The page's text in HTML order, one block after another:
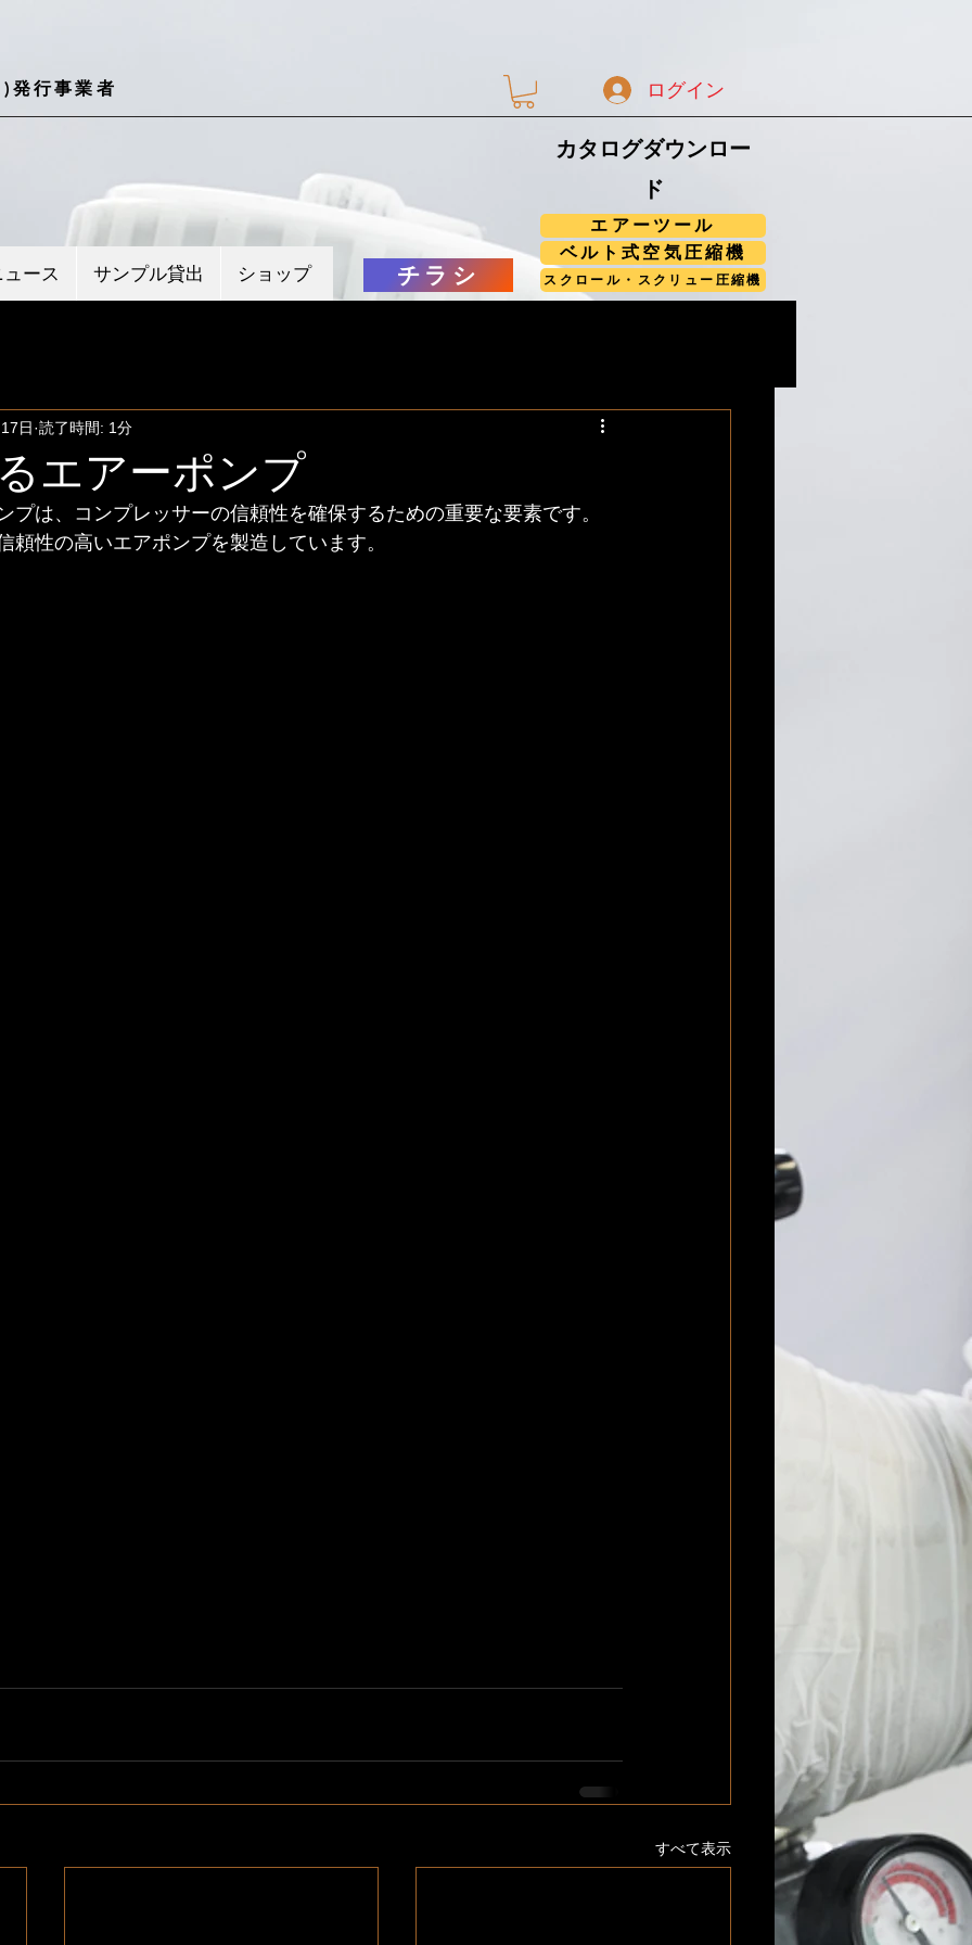
発行事業者 ログイン
エアーツール
ース サンプル貸出 ショップ チラシ
ベルト式空気圧縮機
スクロール・スクリュー圧縮機
カタログダウンロー
ド
エアーポンプ
日 読了時間: 1分
プは、コンプレッサーの信頼性を確保するための重要な要素です。
頼性の高いエアポンプを製造しています。
すべて表示